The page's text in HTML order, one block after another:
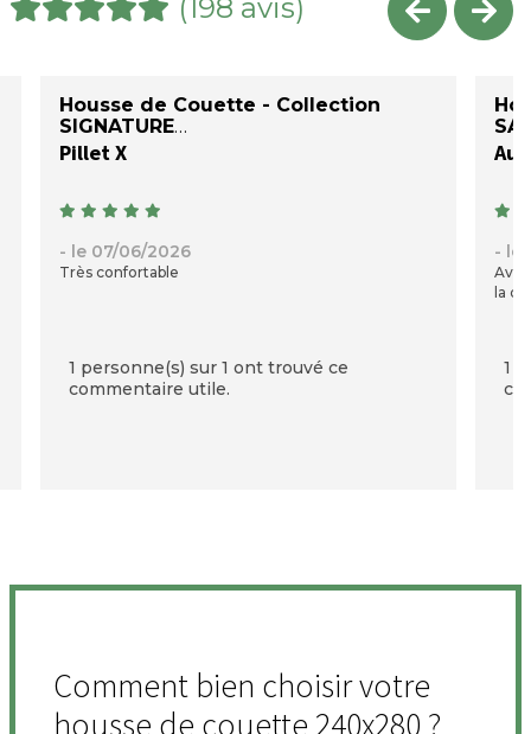
(198 avis)
Housse de Couette - Collection
SIGNATURE
Pillet X
- le 07/06/2026
Très confortable
1 personne(s) sur 1 ont trouvé ce
commentaire utile.
- le
la
1
Comment bien choisir votre
housse de couette 240x280 ?